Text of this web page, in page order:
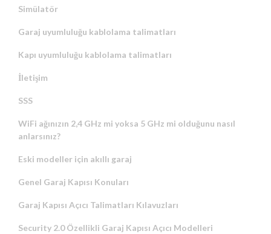
Simülatör
Garaj uyumluluğu kablolama talimatları
Kapı uyumluluğu kablolama talimatları
İletişim
SSS
WiFi ağınızın 2,4 GHz mi yoksa 5 GHz mi olduğunu nasıl
anlarsınız?
Eski modeller için akıllı garaj
Genel Garaj Kapısı Konuları
Garaj Kapısı Açıcı Talimatları Kılavuzları
Security 2.0 Özellikli Garaj Kapısı Açıcı Modelleri